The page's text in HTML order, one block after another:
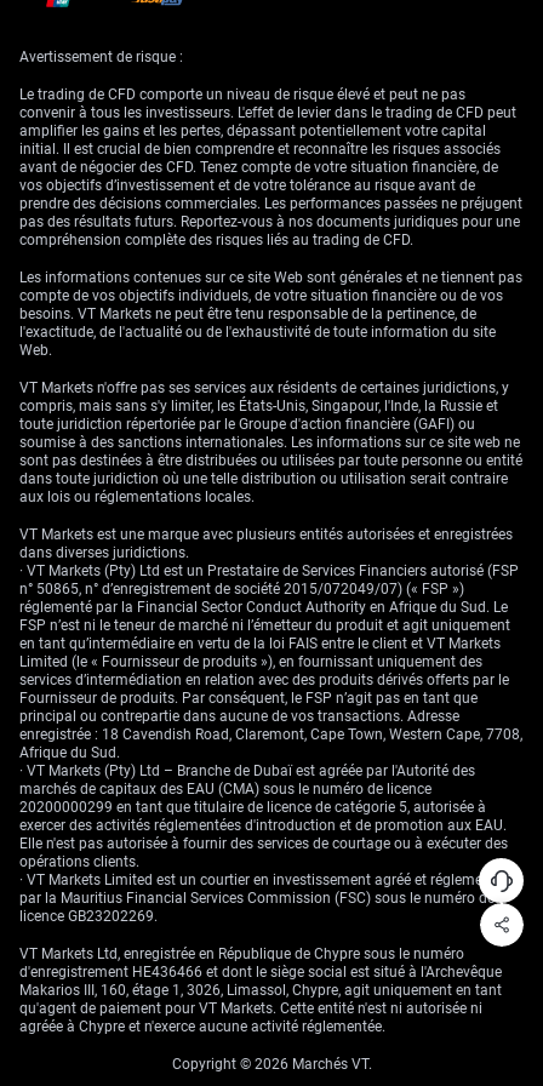
Stratégies de trading
dans un contexte de
volatilité en hausse
À l’inverse, la prochaine réunion de la BCE le 11 juin constitue un
catalyseur important pour un renforcement de l’euro. Avec une inflation
jour le jour (OIS) intégrant une probabilité de 90 % d’une hausse de 25
points de base, toute résolution au Moyen-Orient pourrait entraîner un
rebond marqué de la paire. Nous envisagerions des options call arrivant
à échéance après la décision de la BCE afin de se positionner sur ce
potentiel mouvement de rattrapage.
Compte tenu de ces forces puissantes et opposées, nous jugeons qu’un
pari directionnel pur est risqué. Une meilleure approche pourrait
consister à traiter la volatilité attendue elle-même via l’achat d’un
straddle ou d’un strangle avec une échéance fin juin. Cette stratégie
bénéficierait d’un mouvement de prix significatif dans un sens comme
dans l’autre, qu’il soit déclenché par un échec diplomatique ou par une
surprise restrictive de la BCE.
Avertissement de risque :
Le trading de CFD comporte un niveau de risque élevé et peut ne pas
convenir à tous les investisseurs. L'effet de levier dans le trading de CFD peut
amplifier les gains et les pertes, dépassant potentiellement votre capital
initial. Il est crucial de bien comprendre et reconnaître les risques associés
avant de négocier des CFD. Tenez compte de votre situation financière, de
vos objectifs d’investissement et de votre tolérance au risque avant de
prendre des décisions commerciales. Les performances passées ne préjugent
pas des résultats futurs. Reportez-vous à nos documents juridiques pour une
compréhension complète des risques liés au trading de CFD.
Les informations contenues sur ce site Web sont générales et ne tiennent pas
compte de vos objectifs individuels, de votre situation financière ou de vos
besoins. VT Markets ne peut être tenu responsable de la pertinence, de
l'exactitude, de l'actualité ou de l'exhaustivité de toute information du site
Web.
VT Markets n'offre pas ses services aux résidents de certaines juridictions, y
compris, mais sans s'y limiter, les États-Unis, Singapour, l'Inde, la Russie et
toute juridiction répertoriée par le Groupe d'action financière (GAFI) ou
soumise à des sanctions internationales. Les informations sur ce site web ne
sont pas destinées à être distribuées ou utilisées par toute personne ou entité
dans toute juridiction où une telle distribution ou utilisation serait contraire
aux lois ou réglementations locales.
VT Markets est une marque avec plusieurs entités autorisées et enregistrées
dans diverses juridictions.
· VT Markets (Pty) Ltd est un Prestataire de Services Financiers autorisé (FSP
n° 50865, n° d’enregistrement de société 2015/072049/07) (« FSP »)
réglementé par la Financial Sector Conduct Authority en Afrique du Sud. Le
FSP n’est ni le teneur de marché ni l’émetteur du produit et agit uniquement
en tant qu’intermédiaire en vertu de la loi FAIS entre le client et VT Markets
Limited (le « Fournisseur de produits »), en fournissant uniquement des
services d’intermédiation en relation avec des produits dérivés offerts par le
Fournisseur de produits. Par conséquent, le FSP n’agit pas en tant que
principal ou contrepartie dans aucune de vos transactions. Adresse
enregistrée : 18 Cavendish Road, Claremont, Cape Town, Western Cape, 7708,
Afrique du Sud.
· VT Markets (Pty) Ltd – Branche de Dubaï est agréée par l'Autorité des
marchés de capitaux des EAU (CMA) sous le numéro de licence
20200000299 en tant que titulaire de licence de catégorie 5, autorisée à
exercer des activités réglementées d'introduction et de promotion aux EAU.
Elle n'est pas autorisée à fournir des services de courtage ou à exécuter des
opérations clients.
· VT Markets Limited est un courtier en investissement agréé et réglementé
par la Mauritius Financial Services Commission (FSC) sous le numéro de
licence GB23202269.
VT Markets Ltd, enregistrée en République de Chypre sous le numéro
d'enregistrement HE436466 et dont le siège social est situé à l'Archevêque
Makarios III, 160, étage 1, 3026, Limassol, Chypre, agit uniquement en tant
qu'agent de paiement pour VT Markets. Cette entité n'est ni autorisée ni
agréée à Chypre et n'exerce aucune activité réglementée.
Copyright © 2026 Marchés VT.